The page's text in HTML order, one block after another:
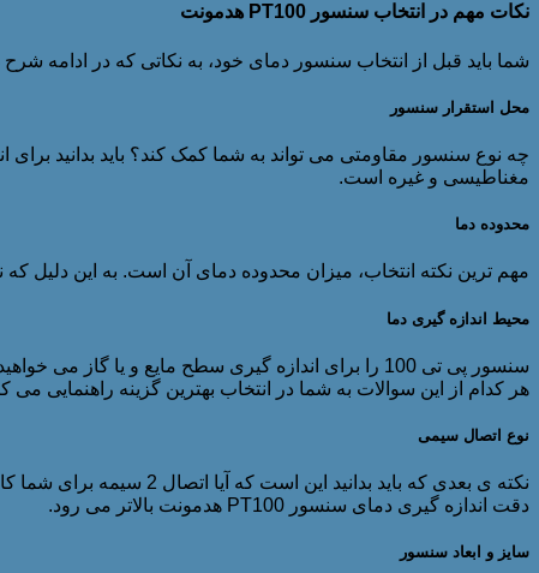
نکات مهم در انتخاب سنسور PT100 هدمونت
شما باید قبل از انتخاب سنسور دمای خود، به نکاتی که در ادامه شرح
محل استقرار سنسور
مغناطیسی و غیره است.
محدوده دما
مهم ترین نکته انتخاب، میزان محدوده دمای آن است. به این دلیل که نوع آلیاژ می تواند از 200- تا 850+
محیط اندازه گیری دما
سنسور پی تی 100 را برای اندازه گیری سطح مایع و یا گاز می خواهید، استفاده کنید؟ آیا
هر کدام از این سوالات به شما در انتخاب بهترین گزینه راهنمایی می
نوع اتصال سیمی
دقت اندازه گیری دمای سنسور PT100 هدمونت بالاتر می رود.
سایز و ابعاد سنسور